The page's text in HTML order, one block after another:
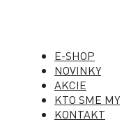
E-SHOP
NOVINKY
AKCIE
KTO SME MY
KONTAKT